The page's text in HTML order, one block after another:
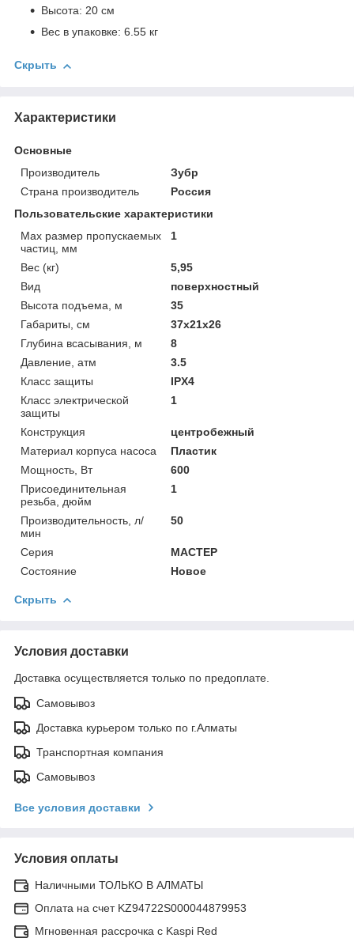
Высота: 20 см
Вес в упаковке: 6.55 кг
Скрыть
Характеристики
Основные
Производитель
Зубр
Страна производитель
Россия
Пользовательские характеристики
Max размер пропускаемых
частиц, мм
1
Вес (кг)
5,95
Вид
поверхностный
Высота подъема, м
35
Габариты, см
37x21x26
Глубина всасывания, м
8
Давление, атм
3.5
Класс защиты
IPX4
Класс электрической
защиты
1
Конструкция
центробежный
Материал корпуса насоса
Пластик
Мощность, Вт
600
Присоединительная
резьба, дюйм
1
Производительность, л/
мин
50
Серия
МАСТЕР
Состояние
Новое
Скрыть
Условия доставки
Доставка осуществляется только по предоплате.
Самовывоз
Доставка курьером только по г.Алматы
Транспортная компания
Самовывоз
Все условия доставки
Условия оплаты
Наличными ТОЛЬКО В АЛМАТЫ
Оплата на счет KZ94722S000044879953
Мгновенная рассрочка с Kaspi Red